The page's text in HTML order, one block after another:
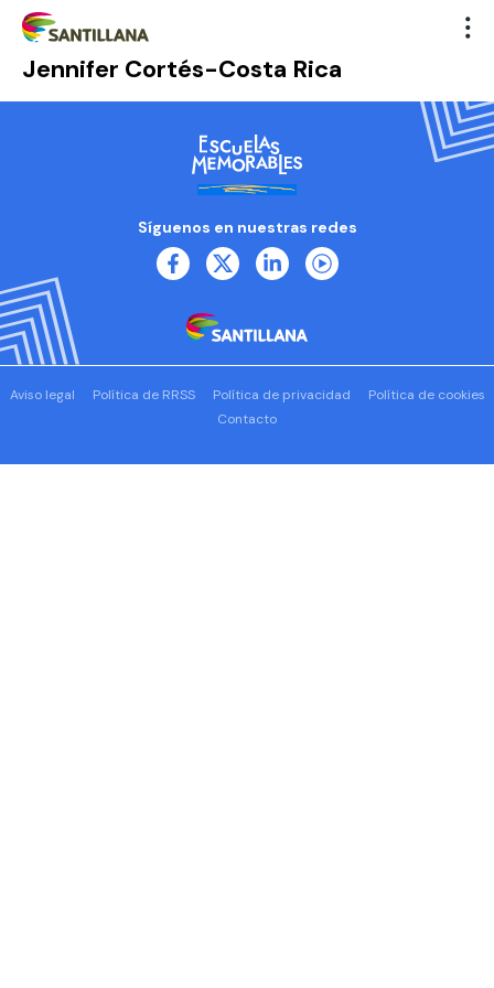
Jennifer Cortés-Costa Rica
Síguenos en nuestras redes
Aviso legal Política de RRSS Política de privacidad
Política de cookies
Contacto